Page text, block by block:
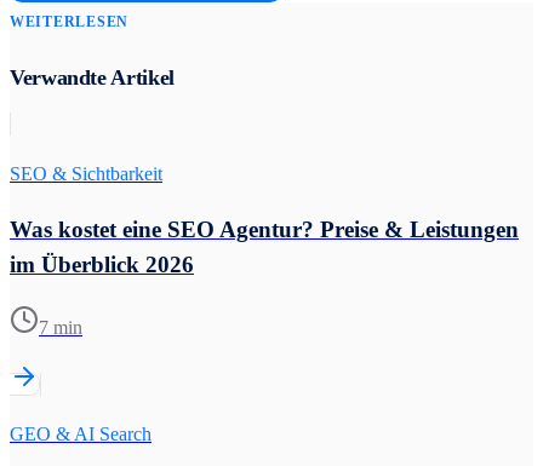
WEITERLESEN
Verwandte Artikel
SEO & Sichtbarkeit
Was kostet eine SEO Agentur? Preise & Leistungen
im Überblick 2026
7 min
GEO & AI Search